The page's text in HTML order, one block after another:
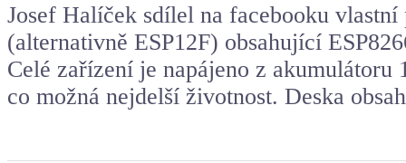
Josef Halíček sdílel na facebooku
(alternativně ESP12F) obsahující
Celé zařízení je napájeno z
co možná nejdelší životnost. Deska